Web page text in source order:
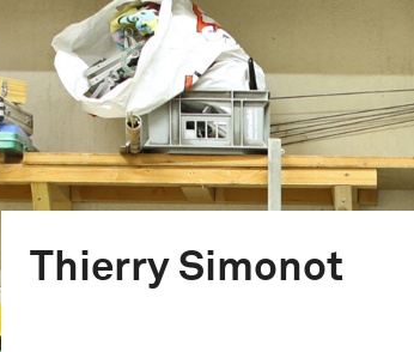
Thierry Simonot